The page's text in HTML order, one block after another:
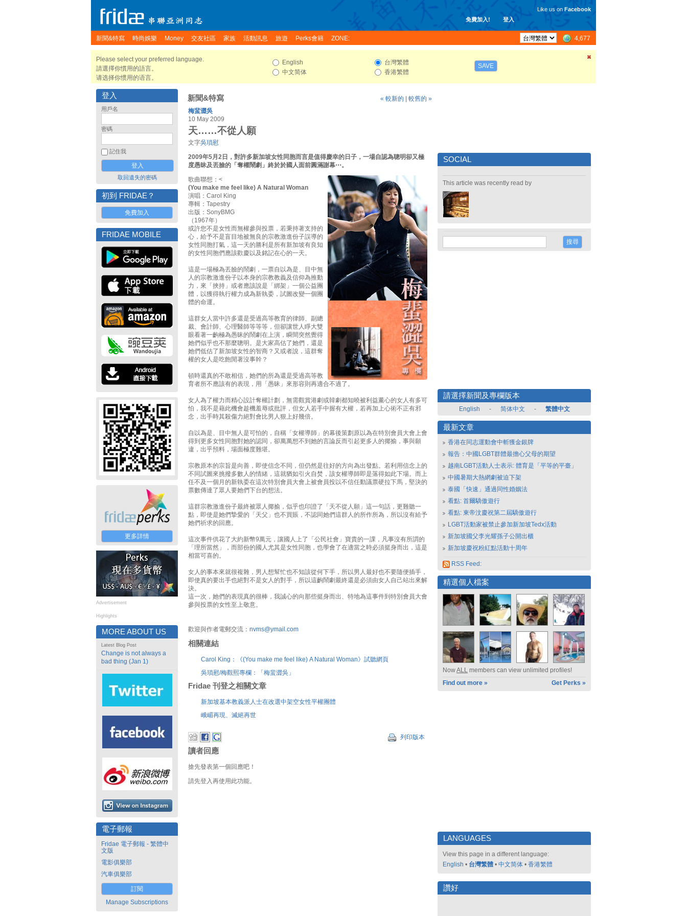
免費加入! 登入
Like us on Facebook
新聞&特寫 時尚娛樂 Money 交友社區 家族 活動訊息 旅遊 Perks會籍 ZONE: 4,677
Please select your preferred language.
請選擇你慣用的語言。
请选择你惯用的语言。
English
中文简体
台灣繁體
香港繁體
SAVE
登入
用戶名
密碼
記住我
取回遺失的密碼
初到 FRIDAE？
免費加入
FRIDAE MOBILE
更多詳情
Advertisement
Highlights
MORE ABOUT US
Latest Blog Post
Change is not always a
bad thing (Jan 1)
電子郵報
Fridae 電子郵報 - 繁體中
文版
電影俱樂部
汽車俱樂部
訂閱
Manage Subscriptions
新聞&特寫 « 較新的
較舊的 »
梅蜚澀吳
10 May 2009
天……不從人願
文字吳瑣慰
2009年5月2日，對許多新加坡女性同胞而言是值得慶幸的日子，一場自認為聰明卻又極
度愚昧及丟臉的「奪權鬧劇」終於於國人面前圓滿謝幕⋯。
歌曲聯想：<
(You make me feel like) A Natural Woman
演唱：Carol King
專輯：Tapestry
出版：SonyBMG
（1967年）
或許您不是女性而無權參與投票，若秉持著支持的
心，給予不是盲目地被無良的宗教激進份子誤導的
女性同胞打氣，這一天的勝利是所有新加坡有良知
的女性同胞們應該歡慶以及銘記在心的一天。
這是一場極為丟臉的鬧劇，一票自以為是、目中無
人的宗教激進份子以本身的宗教教義及信仰為推動
力，來「挾持」或者應該說是「綁架」一個公益團
體，以獲得執行權力成為新執委，試圖改變一個團
體的命運。
這群女人當中許多還是受過高等教育的律師、副總
裁、會計師、心理醫師等等等，但卻讓世人睜大雙
眼看著一齣極為愚昧的鬧劇在上演，瞬間突然覺得
她們似乎也不那麼聰明。是大家高估了她們，還是
她們低估了新加坡女性的智商？又或者說，這群奪
權的女人是吃飽閒著沒事幹？
頓時還真的不敢相信，她們的所為還是受過高等教
育者所不應該有的表現，用「愚昧」來形容則再適合不過了。
女人為了權力而精心設計奪權計劃，無需觀賞港劇或韓劇都知曉被利益薰心的女人有多可
怕，我不是藉此機會趁機羞辱或批評，但女人若手中握有大權，若再加上心術不正有邪
念，出手時其殺傷力絕對會比男人狠上好幾倍。
自以為是、目中無人是可怕的，自稱「女權導師」的幕後策劃原以為在特別會員大會上會
得到更多女性同胞對她的認同，卻萬萬想不到她的言論反而引起更多人的揶揄，事與願
違，出乎預料，場面極度難堪。
宗教原本的宗旨是向善，即使信念不同，但仍然是往好的方向為出發點。若利用信念上的
不同試圖來挑撥多數人的情緒，這就猶如引火自焚，該女權導師即是落得如此下場。而上
任不及一個月的新執委在這次特別會員大會上被會員投以不信任動議票硬拉下馬，堅決的
票數傳達了眾人要她們下台的想法。
這群宗教激進份子最終被眾人揶揄，似乎也印證了「天不從人願」這一句話，更難聽一
點，即使是她們摯愛的「天父」也不買賬，不認同她們這群人的所作所為，所以沒有給予
她們祈求的回應。
這次事件供花了大約新幣9萬元，讓國人上了「公民社會」寶貴的一課，凡事沒有所謂的
「理所當然」，而部份的國人尤其是女性同胞，也學會了在適當之時必須挺身而出，這是
相當可喜的。
女人的事本來就很複雜，男人想幫忙也不知該從何下手，所以男人最好也不要隨便插手，
即使真的要出手也絕對不是女人的對手，所以這齣鬧劇最終還是必須由女人自己站出來解
決。
這一次，她們的表現真的很棒，我誠心的向那些挺身而出、特地為這事件到特別會員大會
參與投票的女性至上敬意。
歡迎與作者電郵交流： nvms@ymail.com
相關連結
Carol King：《(You make me feel like) A Natural Woman》試聽網頁
吳瑣慰/梅觀熙專欄：「梅蜚澀吳」
Fridae 刊登之相關文章
新加坡基本教義派人士在改選中架空女性平權團體
峨嵋再現、滅絕再世
列印版本
讀者回應
搶先發表第一個回應吧！
請先登入再使用此功能。
SOCIAL
This article was recently read by
請選擇新聞及專欄版本
English - 简体中文 - 繁體中文
最新文章
香港在同志運動會中斬獲金銀牌
報告：中國LGBT群體最擔心父母的期望
越南LGBT活動人士表示: 體育是「平等的平臺」
中國暑期大熱網劇被迫下架
泰國「快速」通過同性婚姻法
看點: 首爾驕傲遊行
看點: 東帝汶慶祝第二屆驕傲遊行
LGBT活動家被禁止參加新加坡Tedx活動
新加坡國父李光耀孫子公開出櫃
新加坡慶祝粉紅點活動十周年
RSS Feed:
精選個人檔案
NowALL members can view unlimited profiles!
Find out more »
Get Perks »
LANGUAGES
View this page in a different language:
English • 台灣繁體 • 中文简体 • 香港繁體
讚好